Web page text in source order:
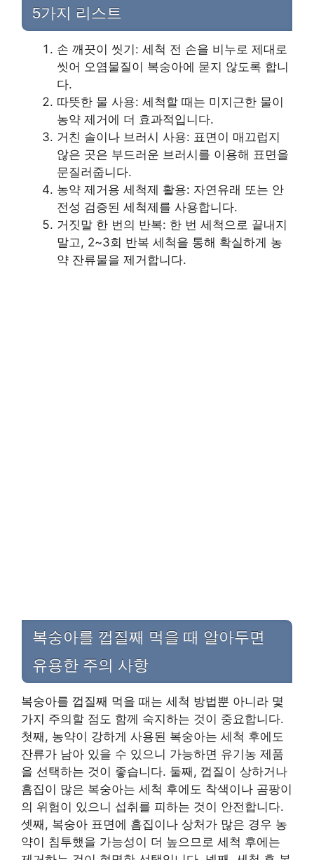
5가지 리스트
손 깨끗이 씻기: 세척 전 손을 비누로 제대로
씻어 오염물질이 복숭아에 묻지 않도록 합니
다.
따뜻한 물 사용: 세척할 때는 미지근한 물이
농약 제거에 더 효과적입니다.
거친 솔이나 브러시 사용: 표면이 매끄럽지
않은 곳은 부드러운 브러시를 이용해 표면을
문질러줍니다.
농약 제거용 세척제 활용: 자연유래 또는 안
전성 검증된 세척제를 사용합니다.
거짓말 한 번의 반복: 한 번 세척으로 끝내지
말고, 2~3회 반복 세척을 통해 확실하게 농
약 잔류물을 제거합니다.
복숭아를 껍질째 먹을 때 알아두면
유용한 주의 사항
복숭아를 껍질째 먹을 때는 세척 방법뿐 아니라 몇
가지 주의할 점도 함께 숙지하는 것이 중요합니다.
첫째, 농약이 강하게 사용된 복숭아는 세척 후에도
잔류가 남아 있을 수 있으니 가능하면 유기농 제품
을 선택하는 것이 좋습니다. 둘째, 껍질이 상하거나
흠집이 많은 복숭아는 세척 후에도 착색이나 곰팡이
의 위험이 있으니 섭취를 피하는 것이 안전합니다.
셋째, 복숭아 표면에 흠집이나 상처가 많은 경우 농
약이 침투했을 가능성이 더 높으므로 세척 후에는